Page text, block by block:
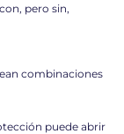
pero sin,
combinaciones
puede abrir